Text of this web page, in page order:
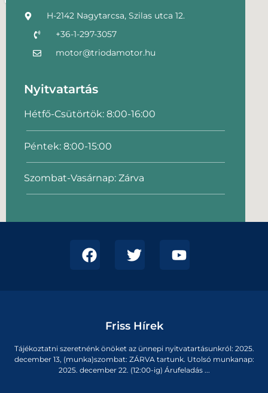
H-2142 Nagytarcsa, Szilas utca 12.
+36-1-297-3057
motor@triodamotor.hu
Nyitvatartás
Hétfő-Csütörtök: 8:00-16:00
Péntek: 8:00-15:00
Szombat-Vasárnap: Zárva
Friss Hírek
Tájékoztatni szeretnénk önöket az ünnepi nyitvatartásunkról: 2025.
december 13, (munka)szombat: ZÁRVA tartunk. Utolsó munkanap:
2025. december 22. (12:00-ig) Árufeladás ...